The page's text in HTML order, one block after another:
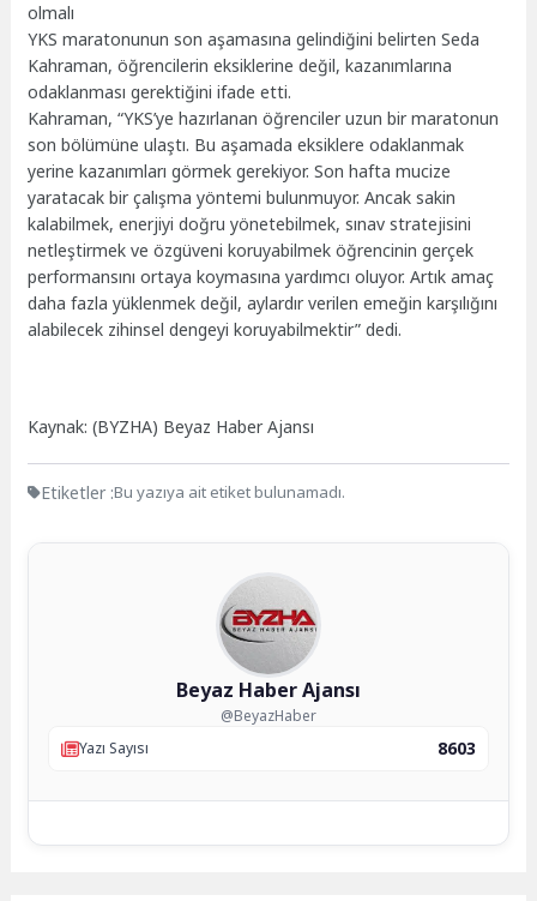
olmalı
YKS maratonunun son aşamasına gelindiğini belirten Seda
Kahraman, öğrencilerin eksiklerine değil, kazanımlarına
odaklanması gerektiğini ifade etti.
Kahraman, “YKS’ye hazırlanan öğrenciler uzun bir maratonun
son bölümüne ulaştı. Bu aşamada eksiklere odaklanmak
yerine kazanımları görmek gerekiyor. Son hafta mucize
yaratacak bir çalışma yöntemi bulunmuyor. Ancak sakin
kalabilmek, enerjiyi doğru yönetebilmek, sınav stratejisini
netleştirmek ve özgüveni koruyabilmek öğrencinin gerçek
performansını ortaya koymasına yardımcı oluyor. Artık amaç
daha fazla yüklenmek değil, aylardır verilen emeğin karşılığını
alabilecek zihinsel dengeyi koruyabilmektir” dedi.
Kaynak: (BYZHA) Beyaz Haber Ajansı
Etiketler :Bu yazıya ait etiket bulunamadı.
Beyaz Haber Ajansı
@BeyazHaber
Yazı Sayısı
8603